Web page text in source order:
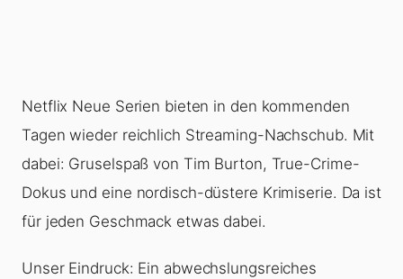
Netflix Neue Serien bieten in den kommenden
Tagen wieder reichlich Streaming-Nachschub. Mit
dabei: Gruselspaß von Tim Burton, True-Crime-
Dokus und eine nordisch-düstere Krimiserie. Da ist
für jeden Geschmack etwas dabei.
Unser Eindruck: Ein abwechslungsreiches